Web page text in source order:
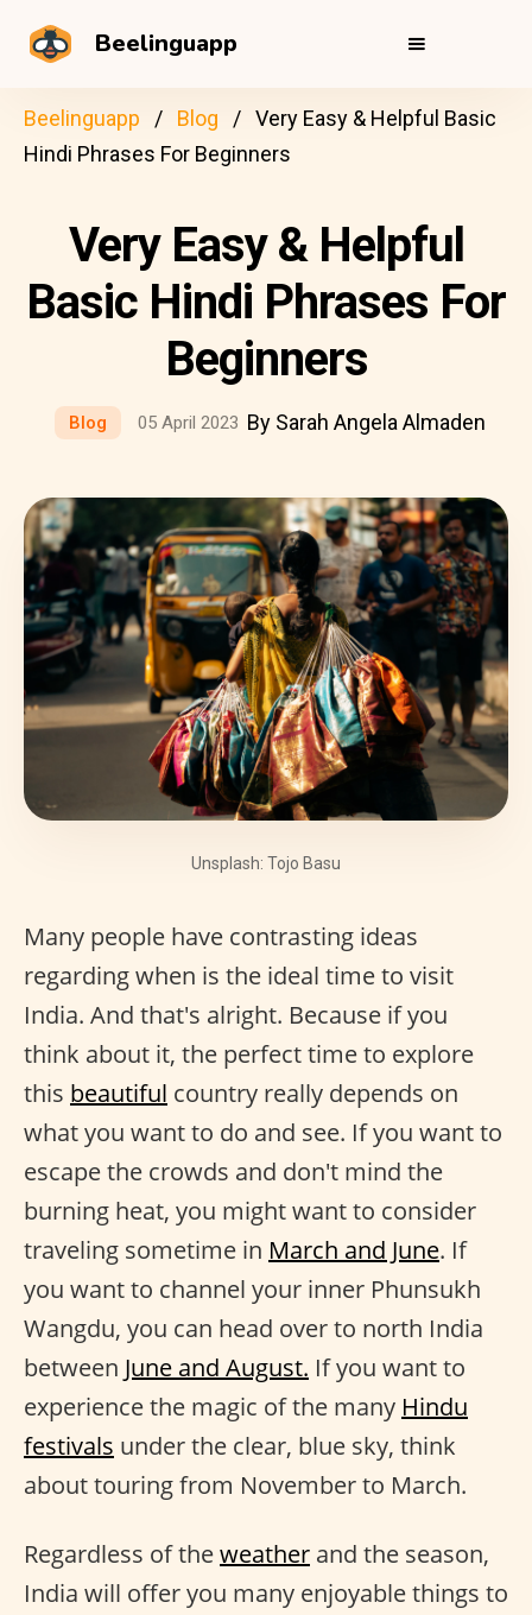
Beelinguapp
Beelinguapp Blog
Very Easy & Helpful Basic
Hindi Phrases For Beginners
Very Easy & Helpful
Basic Hindi Phrases For
Beginners
Blog 05 April 2023 By Sarah Angela Almaden
Unsplash: Tojo Basu
Many people have contrasting ideas
regarding when is the ideal time to visit
India. And that's alright. Because if you
think about it, the perfect time to explore
this beautiful country really depends on
what you want to do and see. If you want to
escape the crowds and don't mind the
burning heat, you might want to consider
traveling sometime in March and June. If
you want to channel your inner Phunsukh
Wangdu, you can head over to north India
between June and August. If you want to
experience the magic of the many Hindu
festivals under the clear, blue sky, think
about touring from November to March.
Regardless of theweather and the season,
India will offer you many enjoyable things to